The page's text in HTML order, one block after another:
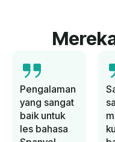
Pengalaman
yang sangat
baik untuk
les bahasa